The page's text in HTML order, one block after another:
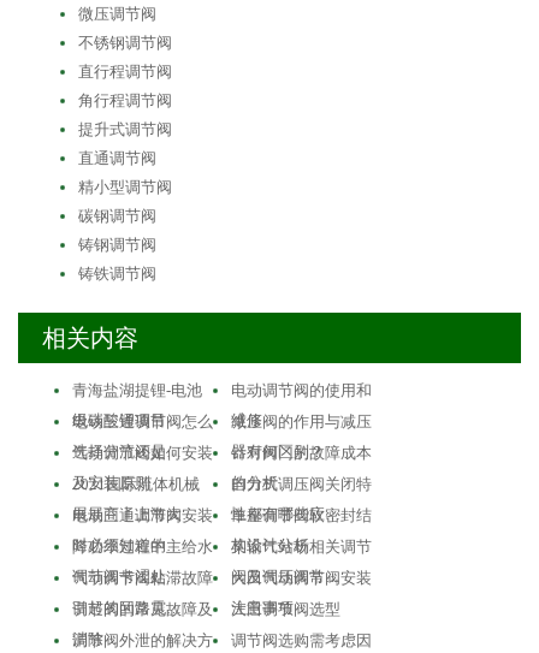
微压调节阀
不锈钢调节阀
直行程调节阀
角行程调节阀
提升式调节阀
直通调节阀
精小型调节阀
碳钢调节阀
铸钢调节阀
铸铁调节阀
相关内容
青海盐湖提锂-电池
级碳酸锂项目
电动调节阀的使用和
维修
电动三通调节阀怎么
选择分流还是…
减压阀的作用与减压
器有何区别？
气动调节阀如何安装
及安装原则
针对阀门的故障成本
的分析
2021国际流体机械
展展商丨上海大…
自力式调压阀关闭特
性都有哪些应…
电动三通调节阀安装
时必须知道的…
单座调节阀软密封结
构设计分析
降功率过程中主给水
调节阀卡涩处…
某输气站场相关调节
阀及调压阀常…
气动调节阀粘滞故障
引起的回路震…
大田气动调节阀安装
注意事项
调节阀的常见故障及
消除
大田调节阀选型
调节阀外泄的解决方
调节阀选购需考虑因